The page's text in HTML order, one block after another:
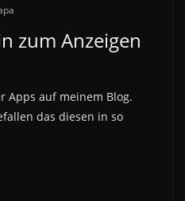
zum Anzeigen
Apps auf meinem Blog.
das diesen in so